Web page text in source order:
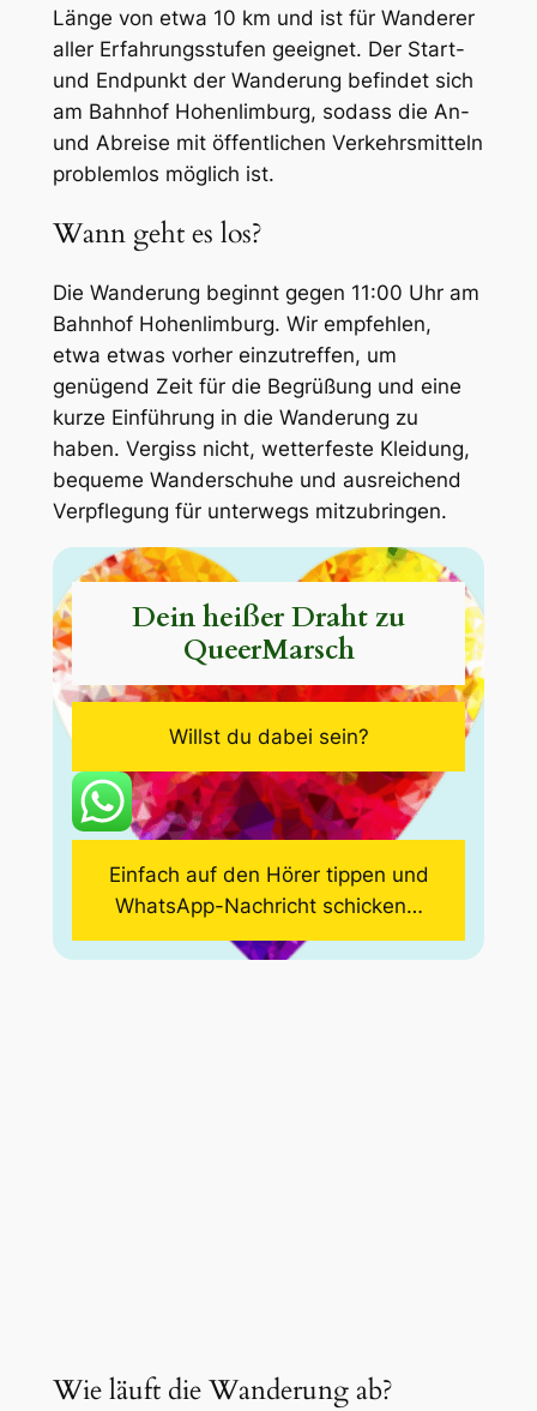
Länge von etwa 10 km und ist für Wanderer
aller Erfahrungsstufen geeignet. Der Start-
und Endpunkt der Wanderung befindet sich
am Bahnhof Hohenlimburg, sodass die An-
und Abreise mit öffentlichen Verkehrsmitteln
problemlos möglich ist.
Wann geht es los?
Die Wanderung beginnt gegen 11:00 Uhr am
Bahnhof Hohenlimburg. Wir empfehlen,
etwa etwas vorher einzutreffen, um
genügend Zeit für die Begrüßung und eine
kurze Einführung in die Wanderung zu
haben. Vergiss nicht, wetterfeste Kleidung,
bequeme Wanderschuhe und ausreichend
Verpflegung für unterwegs mitzubringen.
Dein heißer Draht zu
QueerMarsch
Willst du dabei sein?
Einfach auf den Hörer tippen und
WhatsApp-Nachricht schicken…
Wie läuft die Wanderung ab?